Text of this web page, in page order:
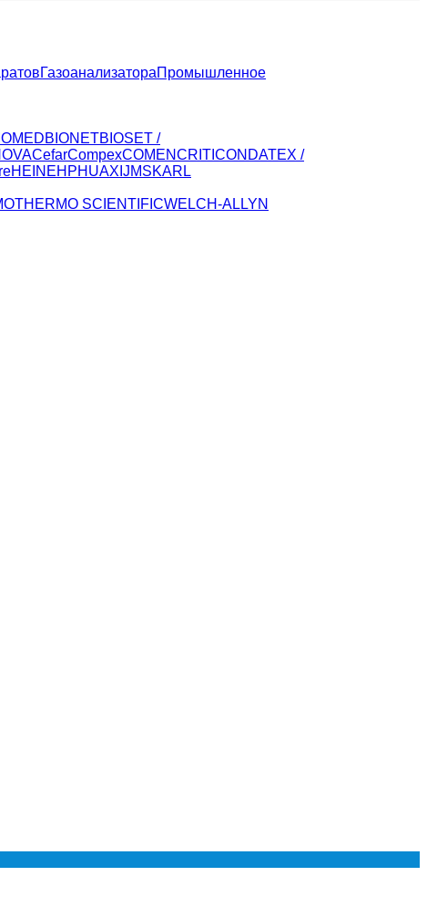
ГазоанализатораПромышленное
BIONETBIOSET /
CefarCompexCOMENCRITICON DATEX /
HEINEHPHUAXI JMSKARL
THERMO SCIENTIFICWELCH-ALLYN